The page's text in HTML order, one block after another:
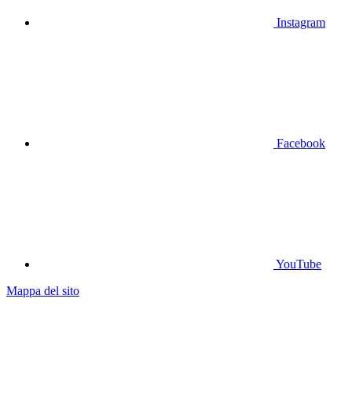
Instagram
Facebook
YouTube
Mappa del sito